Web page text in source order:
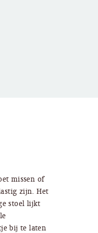
missen of
zijn. Het
stoel lijkt
bij te laten